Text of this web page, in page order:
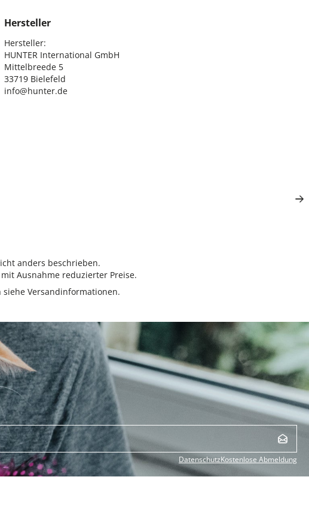
Hersteller
Hersteller:
HUNTER International GmbH
Mittelbreede 5
33719 Bielefeld
info@hunter.de
anders beschrieben.
Ausnahme reduzierter Preise.
siehe Versandinformationen.
DatenschutzKostenlose Abmeldung